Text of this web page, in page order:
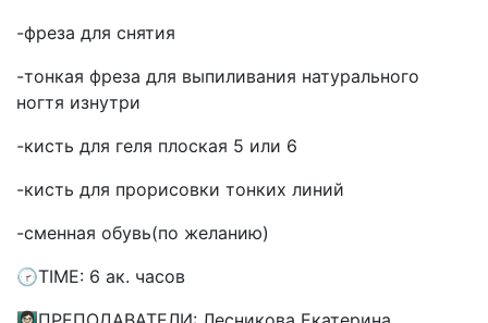
-фреза для снятия
-тонкая фреза для выпиливания натурального
ногтя изнутри
-кисть для геля плоская 5 или 6
-кисть для прорисовки тонких линий
-сменная обувь(по желанию)
🕝TIME: 6 ак. часов